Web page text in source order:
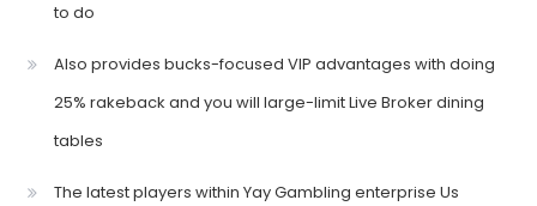
to do
Also provides bucks-focused VIP advantages with doing
25% rakeback and you will large-limit Live Broker dining
tables
The latest players within Yay Gambling enterprise Us